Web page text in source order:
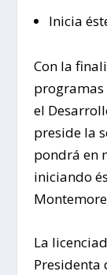
Inicia
Con la
el
preside la
pondrá en
iniciando
La
Presidenta